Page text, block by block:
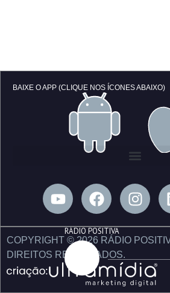
BAIXE O APP (CLIQUE NOS ÍCONES ABAIXO)
Y
o
t
u
b
e
F
a
e
b
o
o
I
n
t
g
r
COPYRIGHT © 2026 RÁDIO
DIREITOS RESERVADOS.
RÁDIO POSITIVA